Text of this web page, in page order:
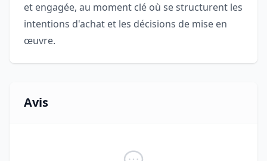
et engagée, au moment clé où se structurent les
intentions d'achat et les décisions de mise en
œuvre.
Avis